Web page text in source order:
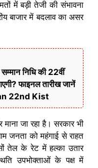
में बड़ी तेजी की संभावना
बाजार में बदलाव का असर
निधि की 22वीं
फाइनल तारीख जानें
22nd Kist
जा रहा है। सरकार भी
जनता को महंगाई से राहत
तेल के रेट में हल्का उतार
उपभोक्ताओं के पक्ष में